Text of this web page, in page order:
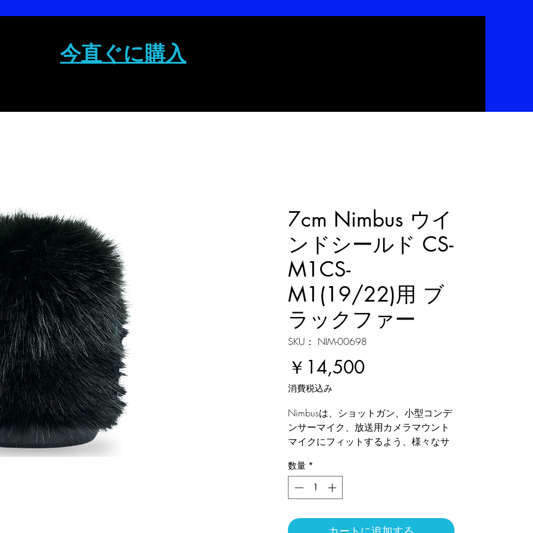
今直ぐに購入
7cm Nimbus ウイ
ンドシールド CS-
M1CS-
M1(19/22)用 ブ
ラックファー
SKU： NIM-00698
￥14,500価
消費税込み
Nimbusは、ショットガン、小型コンデ
ンサーマイク、放送用カメラマウント
マイクにフィットするよう、様々なサ
クリーンです。微風から中風で発生す
る風切り音を最大25dB低減し、高域の
明瞭度を維持するよう設計されていま
ャップは、19-22mmと24-25mmのマイ
数量 *